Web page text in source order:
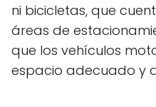
ni bicicletas, que
áreas de
que los vehículos
espacio adecuado y